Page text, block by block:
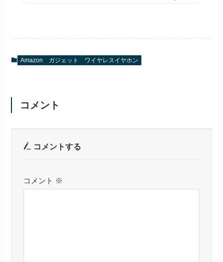
Amazon ガジェット ワイヤレスイヤホン
コメント
コメントする
コメント ※